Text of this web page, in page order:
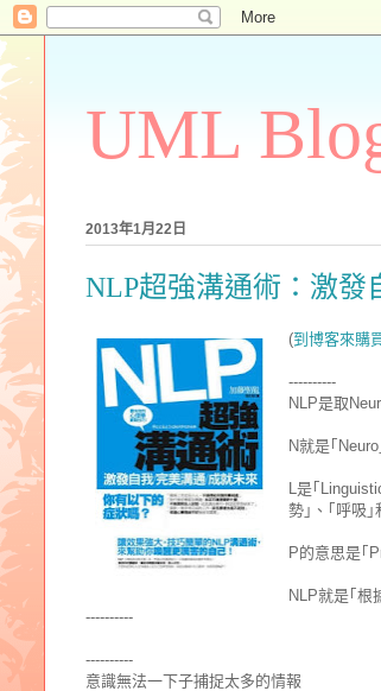
UML
2013年1月22日
NLP超強溝通術：激發
(到博客來購
----------
NLP是取
N就是｢
L是｢
勢｣、｢呼吸｣
P的意思是｢
NLP就是｢根
----------
----------
意識無法一下子捕捉太多的情報